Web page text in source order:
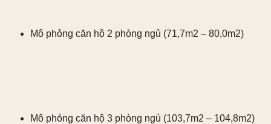
Mô phỏng căn hộ 2 phòng ngủ (71,7m2 – 80,0m2)
Mô phỏng căn hộ 3 phòng ngủ (103,7m2 – 104,8m2)